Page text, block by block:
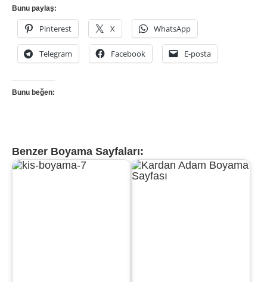
Bunu paylaş:
Pinterest X WhatsApp
Telegram Facebook E-posta
Bunu beğen:
Benzer Boyama Sayfaları: